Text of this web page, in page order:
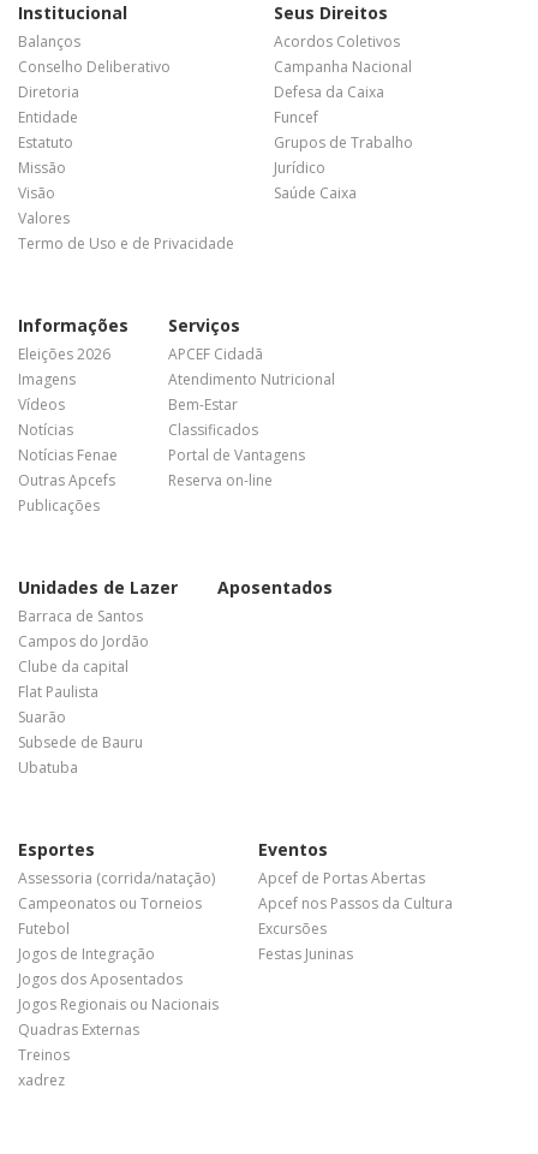
Institucional
Balanços
Conselho Deliberativo
Diretoria
Entidade
Estatuto
Missão
Visão
Valores
Termo de Uso e de Privacidade
Seus Direitos
Acordos Coletivos
Campanha Nacional
Defesa da Caixa
Funcef
Grupos de Trabalho
Jurídico
Saúde Caixa
Informações
Eleições 2026
Imagens
Vídeos
Notícias
Notícias Fenae
Outras Apcefs
Publicações
Serviços
APCEF Cidadã
Atendimento Nutricional
Bem-Estar
Classificados
Portal de Vantagens
Reserva on-line
Unidades de Lazer
Barraca de Santos
Campos do Jordão
Clube da capital
Flat Paulista
Suarão
Subsede de Bauru
Ubatuba
Aposentados
Esportes
Assessoria (corrida/natação)
Campeonatos ou Torneios
Futebol
Jogos de Integração
Jogos dos Aposentados
Jogos Regionais ou Nacionais
Quadras Externas
Treinos
xadrez
Eventos
Apcef de Portas Abertas
Apcef nos Passos da Cultura
Excursões
Festas Juninas